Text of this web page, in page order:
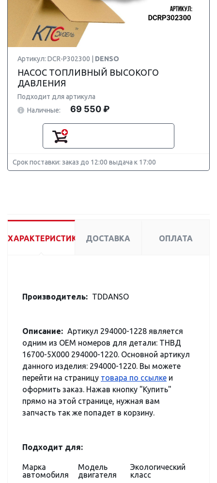
Артикул: DCR-P302300 | DENSO
НАСОС ТОПЛИВНЫЙ ВЫСОКОГО
ДАВЛЕНИЯ
Подходит для артикула
Наличные:
69 550 ₽
Срок поставки: заказ до 12:00 выдача к 17:00
ХАРАКТЕРИСТИКИ ДОСТАВКА ОПЛАТА
Производитель: TDDANSO
Описание: Артикул 294000-1228 является
одним из OEM номеров для детали: ТНВД
16700-5X000 294000-1220. Основной артикул
данного изделия: 294000-1220. Вы можете
перейти на страницу товара по ссылке и
оформить заказ. Нажав кнопку "Купить"
прямо на этой странице, нужная вам
запчасть так же попадет в корзину.
Подходит для:
Марка
автомобиля
Модель
двигателя
Экологический
класс